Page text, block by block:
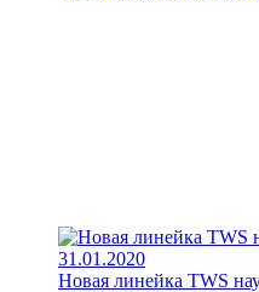
31.01.2020
Новая линейка TWS